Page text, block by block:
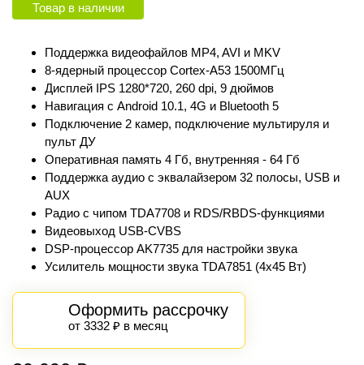
Товар в наличии
Поддержка видеофайлов MP4, AVI и MKV
8-ядерный процессор Сortex‑A53 1500МГц
Дисплей IPS 1280*720, 260 dpi, 9 дюймов
Навигация с Android 10.1, 4G и Bluetooth 5
Подключение 2 камер, подключение мультируля и
пульт ДУ
Оперативная память 4 Гб, внутренняя - 64 Гб
Поддержка аудио с эквалайзером 32 полосы, USB и
AUX
Радио с чипом TDA7708 и RDS/RBDS-функциями
Видеовыход USB-CVBS
DSP-процессор AK7735 для настройки звука
Усилитель мощности звука TDA7851 (4x45 Вт)
Оформить рассрочку
от 3332 ₽ в месяц